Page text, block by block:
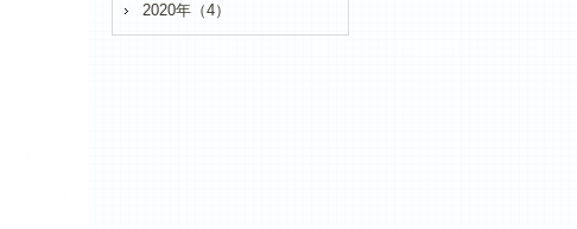
2020年（4）